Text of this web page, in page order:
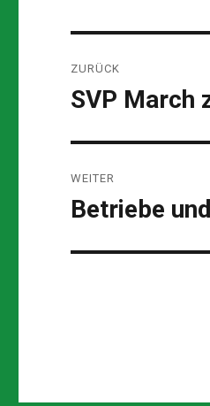
ZURÜCK
Vorheriger
SVP March
WEITER
Nächster
Betriebe